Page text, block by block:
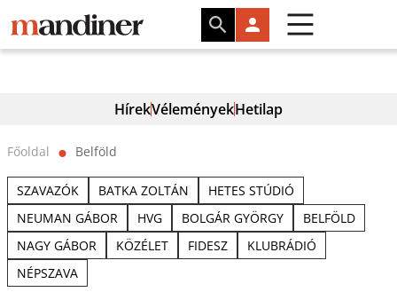
HírekVéleményekHetilap
Főoldal ⬤ Belföld
SZAVAZÓK BATKA ZOLTÁN
HETES STÚDIÓ
NEUMAN GÁBOR
HVG BOLGÁR GYÖRGY
BELFÖLD
NAGY GÁBOR
KÖZÉLET FIDESZ
KLUBRÁDIÓ
NÉPSZAVA